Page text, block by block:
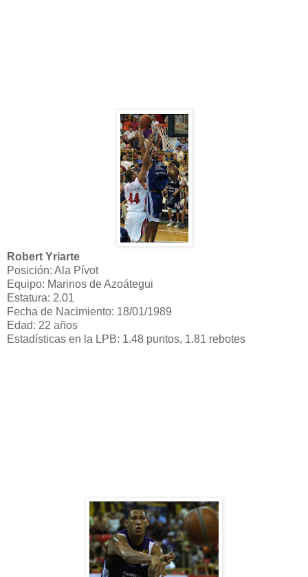
Robert Yriarte
Posición: Ala Pívot
Equipo: Marinos de Azoátegui
Estatura: 2.01
Fecha de Nacimiento: 18/01/1989
Edad: 22 años
Estadísticas en la LPB: 1.48 puntos, 1.81 rebotes